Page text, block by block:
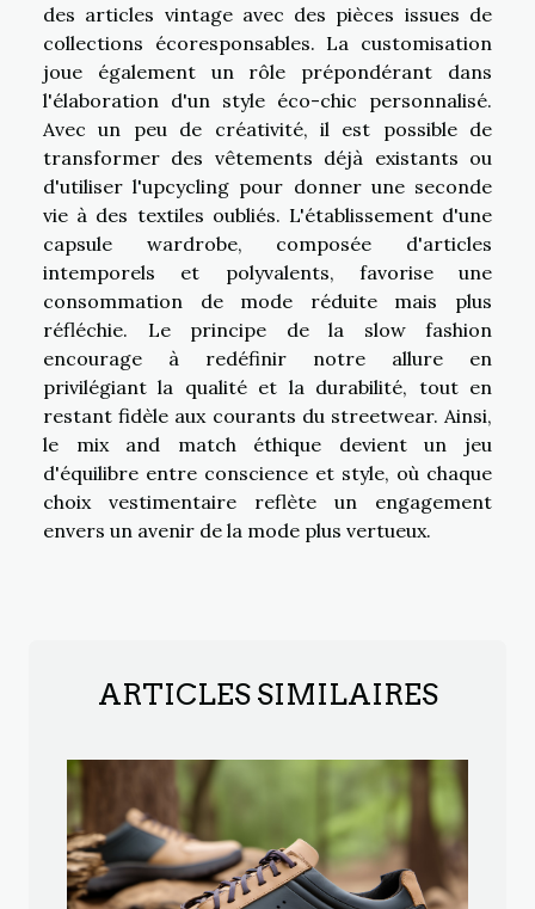
des articles vintage avec des pièces issues de
collections écoresponsables. La customisation
joue également un rôle prépondérant dans
l'élaboration d'un style éco-chic personnalisé.
Avec un peu de créativité, il est possible de
transformer des vêtements déjà existants ou
d'utiliser l'upcycling pour donner une seconde
vie à des textiles oubliés. L'établissement d'une
capsule wardrobe, composée d'articles
intemporels et polyvalents, favorise une
consommation de mode réduite mais plus
réfléchie. Le principe de la slow fashion
encourage à redéfinir notre allure en
privilégiant la qualité et la durabilité, tout en
restant fidèle aux courants du streetwear. Ainsi,
le mix and match éthique devient un jeu
d'équilibre entre conscience et style, où chaque
choix vestimentaire reflète un engagement
envers un avenir de la mode plus vertueux.
ARTICLES SIMILAIRES